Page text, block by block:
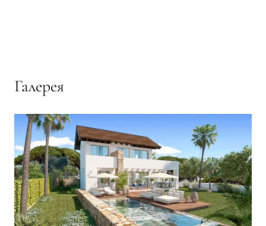
Галерея